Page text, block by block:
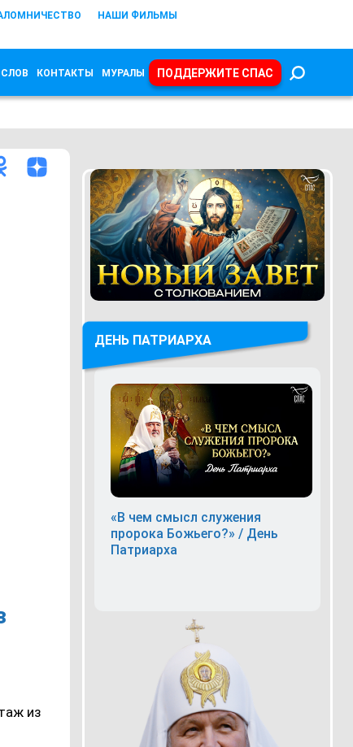
НАШИ ФИЛЬМЫ
КОНТАКТЫ МУРАЛЫ ПОДДЕРЖИТЕ СПАС
из
ДЕНЬ ПАТРИАРХА
«В чем смысл служения
пророка Божьего?» / День
Патриарха